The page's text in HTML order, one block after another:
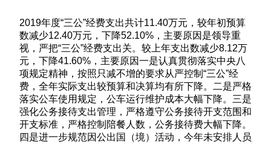
2019年度“三公”经费支出共计11.40万元，较年初预算
数减少12.40万元，下降52.10%，主要原因是领导重
视，严把“三公”经费支出关。较上年支出数减少8.12万
元，下降41.60%，主要原因一是认真贯彻落实中央八
项规定精神，按照只减不增的要求从严控制“三公”经
费，全年实际支出较预算和决算均有所下降。二是严格
落实公车使用规定，公车运行维护成本大幅下降。三是
强化公务接待支出管理，严格遵守公务接待开支范围和
开支标准，严格控制陪餐人数，公务接待费大幅下降。
四是进一步规范因公出国（境）活动，今年未安排人员